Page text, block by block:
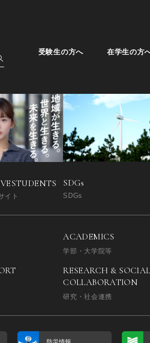
受験生の方へ 在学生の方
STUDENTS
イト
SDGs
SDGs
ACADEMICS
学部・大学院等
RESEARCH & SOCIAL
COLLABORATION
研究・社会連携